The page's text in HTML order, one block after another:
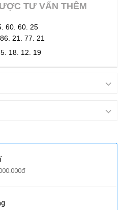
TƯ VẤN THÊM
60. 60. 25
21. 77. 21
18. 12. 19